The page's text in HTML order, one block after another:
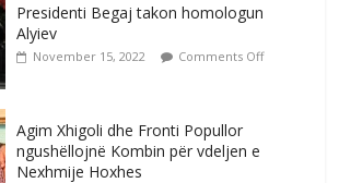
Presidenti Begaj takon homologun
Alyiev
November 15, 2022 Comments Off
Agim Xhigoli dhe Fronti Popullor
ngushëllojnë Kombin për vdeljen e
Nexhmije Hoxhes